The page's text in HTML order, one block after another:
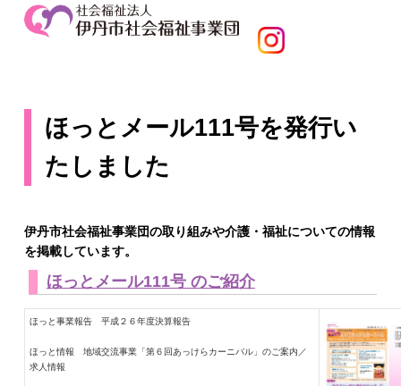
ほっとメール111号を発行い
たしました
伊丹市社会福祉事業団の取り組みや介護・福祉についての情報
を掲載しています。
ほっとメール111号 のご紹介
ほっと事業報告 平成２６年度決算報告
ほっと情報 地域交流事業「第６回あっけらカーニバル」のご案内／
求人情報